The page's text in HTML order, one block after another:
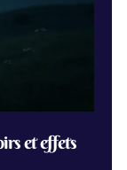
et effets